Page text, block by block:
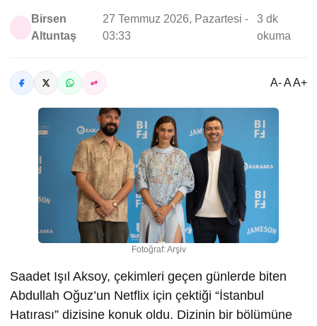
Birsen
Altuntaş
27 Temmuz 2026, Pazartesi -
03:33
3 dk
okuma
A- A A+
Fotoğraf: Arşiv
Saadet Işıl Aksoy, çekimleri geçen günlerde biten
Abdullah Oğuz’un Netflix için çektiği “İstanbul
Hatırası” dizisine konuk oldu. Dizinin bir bölümüne